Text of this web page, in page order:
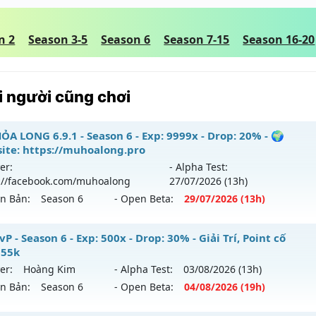
2 Season 3-5 Season 6 Season 7-15 Season 16-20
người cũng chơi
LONG 6.9.1 - Season 6 - Exp: 9999x - Drop: 20% - 🌍
https://muhoalong.pro
facebook.com/muhoalong
- Alpha Test:
27/07/2026 (13h)
Bản:
Season 6 - Open Beta: 29/07/2026 (13h)
LONG 6.9.1 - 🌍 Website: https://muhoalong.pro
ra tháng 07 2026 - Mở máy chủ https://facebook.com/
29/07/2626
- Season 6 - Exp: 500x - Drop: 30% - Giải Trí, Point cố
Hoàng Kim - Alpha Test: 03/08/2026 (13h)
Bản:
Season 6 - Open Beta: 04/08/2026 (19h)